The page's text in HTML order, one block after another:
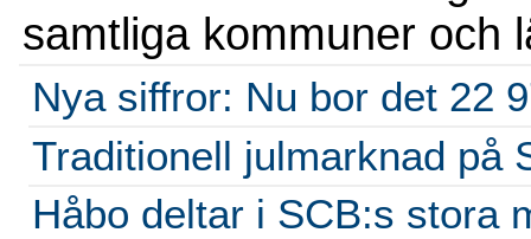
samtliga kommuner och
Nya siffror: Nu bor det 22
Traditionell julmarknad på
Håbo deltar i SCB:s stora